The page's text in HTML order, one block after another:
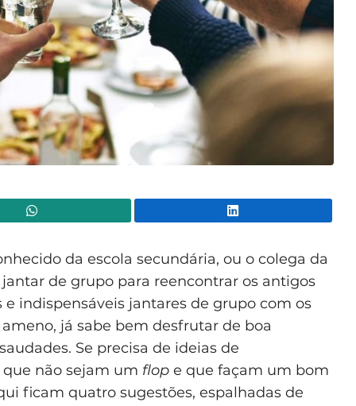
da escola secundária, ou o colega da
de grupo para reencontrar os antigos
indispensáveis jantares de grupo com os
já sabe bem desfrutar de boa
Se precisa de ideias de
que não sejam um flop e que façam um bom
ficam quatro sugestões, espalhadas de